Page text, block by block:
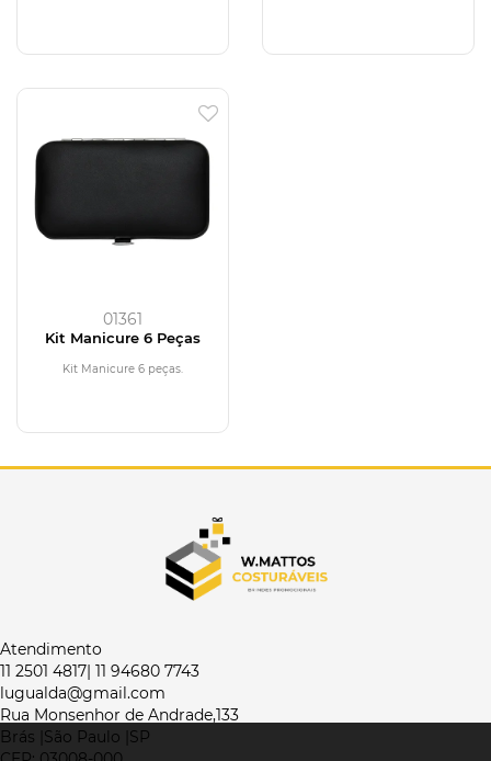
01361
Kit Manicure 6 Peças
Kit Manicure 6 peças.
Atendimento
11 2501 4817| 11 94680 7743
lugualda@gmail.com
Rua Monsenhor de Andrade,133
Brás |São Paulo |SP